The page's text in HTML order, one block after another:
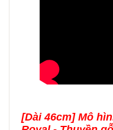
[Dài 46cm] Mô